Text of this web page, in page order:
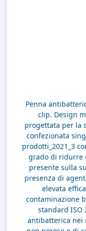
Penna
clip. Design
progettata per la
confezionata
prodotti_2021_3
grado di ridurre
presente sulla
presenza di
elevata
contaminazione
standard ISO
antibatterica nei